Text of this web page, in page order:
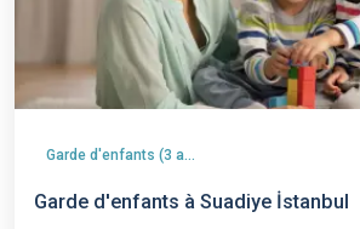
Garde d'enfants (3 ans et plus)
Garde d'enfants à Suadiye İstanbul